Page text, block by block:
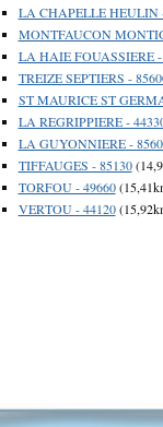
LA CHAPELLE HEULIN
MONTFAUCON
LA HAIE FOUASSIERE -
TREIZE SEPTIERS -
ST MAURICE ST
LA REGRIPPIERE -
LA GUYONNIERE -
TIFFAUGES - 85130
TORFOU - 49660
VERTOU - 44120